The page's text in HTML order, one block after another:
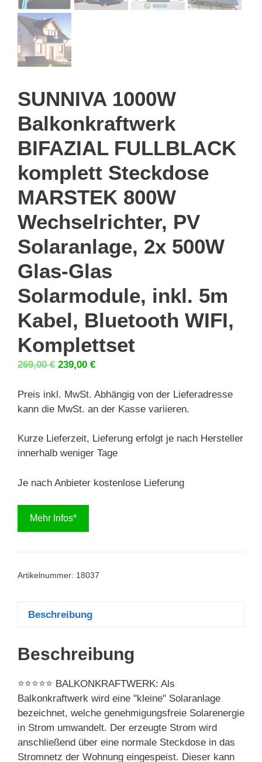
SUNNIVA 1000W
Balkonkraftwerk
BIFAZIAL FULLBLACK
komplett Steckdose
MARSTEK 800W
Wechselrichter, PV
Solaranlage, 2x 500W
Glas-Glas
Solarmodule, inkl. 5m
Kabel, Bluetooth WIFI,
Komplettset
269,00€ Ursprünglicher
war:
269,00 €
239,00 €Aktueller
ist:
239,00 €.
Preis inkl. MwSt. Abhängig von der Lieferadresse
kann die MwSt. an der Kasse variieren.
Kurze Lieferzeit, Lieferung erfolgt je nach Hersteller
innerhalb weniger Tage
Je nach Anbieter kostenlose Lieferung
Mehr Infos*
Artikelnummer: 18037
Beschreibung
Beschreibung
⭐⭐⭐⭐⭐ BALKONKRAFTWERK: Als
Balkonkraftwerk wird eine "kleine" Solaranlage
bezeichnet, welche genehmigungsfreie Solarenergie
in Strom umwandelt. Der erzeugte Strom wird
anschließend über eine normale Steckdose in das
Stromnetz der Wohnung eingespeist. Dieser kann